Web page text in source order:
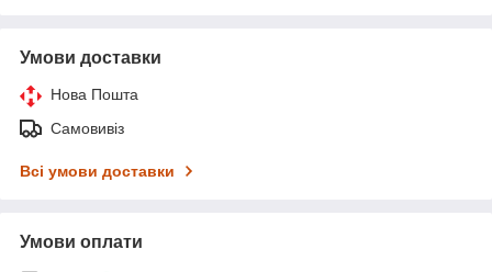
Умови доставки
Нова Пошта
Самовивіз
Всі умови доставки
Умови оплати